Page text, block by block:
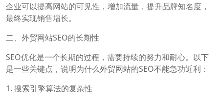
企业可以提高网站的可见性，增加流量，提升品牌知名度，
最终实现销售增长。
二、外贸网站SEO的长期性
SEO优化是一个长期的过程，需要持续的努力和耐心。以下
是一些关键点，说明为什么外贸网站的SEO不能急功近利：
1. 搜索引擎算法的复杂性